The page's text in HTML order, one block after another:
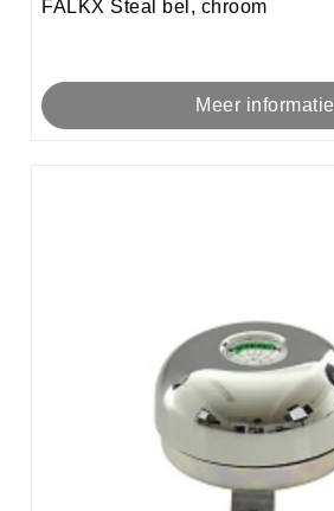
FALKX Steal bel, chroom
Meer informatie